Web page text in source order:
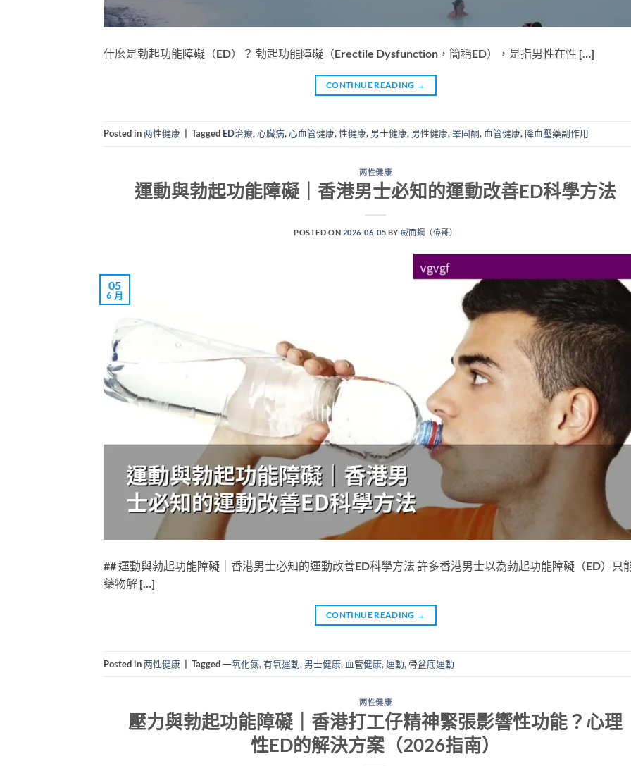
什麼是勃起功能障礙（ED）？ 勃起功能障礙（Erectile Dysfunction，簡稱ED），是指男性在性 […]
CONTINUE READING →
Posted in两性健康 Tagged ED治療,心臟病,心血管健康,性健康, 男士健康, 男性健康,睪固酮, 血管健康, 降血壓藥副作用
两性健康
運動與勃起功能障礙｜香港男士必知的運動改善ED科學方法
POSTED ON 2026-06-05 BY 威而鋼（偉哥）
05
6 月
## 運動與勃起功能障礙｜香港男士必知的運動改善ED科學方法 許多香港男士以為勃起功能障礙（ED）只
藥物解 […]
CONTINUE READING →
Posted in两性健康 | Tagged一氧化氮,有氧運動, 男士健康, 血管健康,運動, 骨盆底運動
两性健康
壓力與勃起功能障礙｜香港打工仔精神緊張影響性功能？心理
性ED的解決方案（2026指南）